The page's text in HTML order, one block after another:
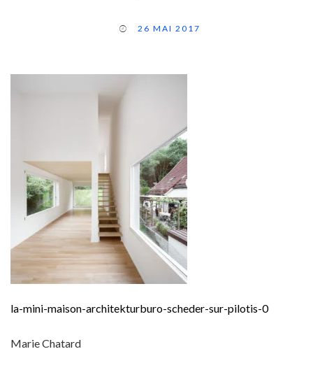
26 MAI 2017
la-mini-maison-architekturburo-scheder-sur-pilotis-0
Marie Chatard